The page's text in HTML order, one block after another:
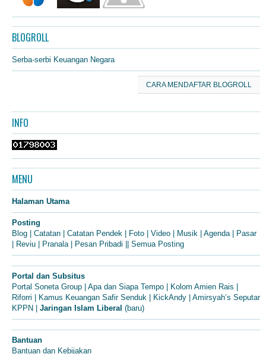
BLOGROLL
Serba-serbi Keuangan Negara
CARA MENDAFTAR BLOGROLL
INFO
MENU
Halaman Utama
Posting
Blog
Catatan Catatan Pendek Foto Video Musik Agenda|
Pasar
Reviu Pranala| Pesan Pribadi Semua Posting
Portal dan Subsitus
Portal Soneta Group
Apa dan Siapa Tempo Kolom Amien Rais
Riforri
Kamus Keuangan Safir Senduk KickAndy
Amirsyah’s Seputar
KPPN
Jaringan Islam Liberal (baru)
Bantuan
Bantuan dan Kebijakan